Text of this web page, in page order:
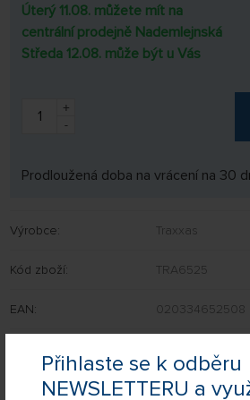
Přihlaste se k odběru
NEWSLETTERU a
Úterý 11.08. můžete mít na
centrální prodejně Nademlejnská
Středa 12.08. může být u Vás
+
-
Prodloužená doba na vrácení na 30
Výrobce: Traxxas
Kód zboží: TRA6525
EAN: 020334652508